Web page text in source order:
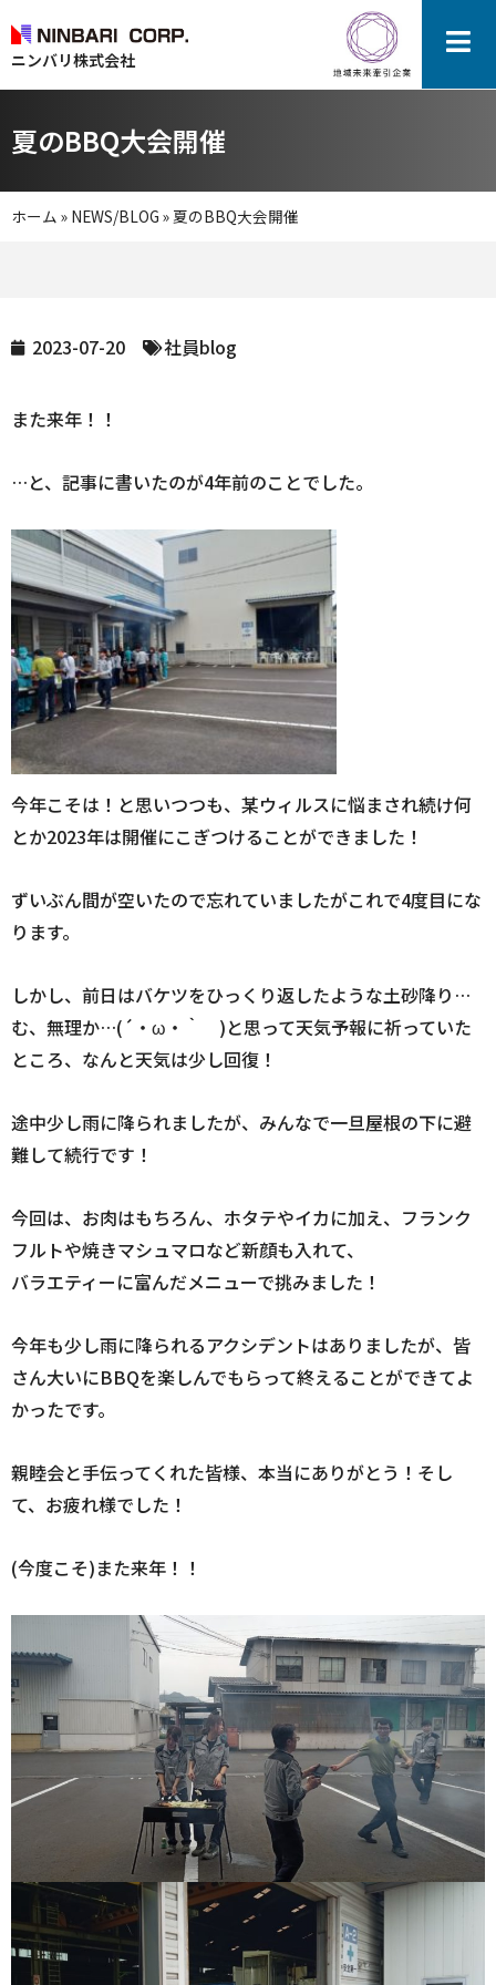
ニンバリ株式会社
夏のBBQ大会開催
ホーム » NEWS/BLOG » 夏のBBQ大会開催
2023-07-20 社員blog
また来年！！
…と、記事に書いたのが4年前のことでした。
今年こそは！と思いつつも、某ウィルスに悩まされ続け何
とか2023年は開催にこぎつけることができました！
ずいぶん間が空いたので忘れていましたがこれで4度目にな
ります。
しかし、前日はバケツをひっくり返したような土砂降り…
む、無理か…(´・ω・｀ )と思って天気予報に祈っていた
ところ、なんと天気は少し回復！
途中少し雨に降られましたが、みんなで一旦屋根の下に避
難して続行です！
今回は、お肉はもちろん、ホタテやイカに加え、フランク
フルトや焼きマシュマロなど新顔も入れて、
バラエティーに富んだメニューで挑みました！
今年も少し雨に降られるアクシデントはありましたが、皆
さん大いにBBQを楽しんでもらって終えることができてよ
かったです。
親睦会と手伝ってくれた皆様、本当にありがとう！そし
て、お疲れ様でした！
(今度こそ)また来年！！